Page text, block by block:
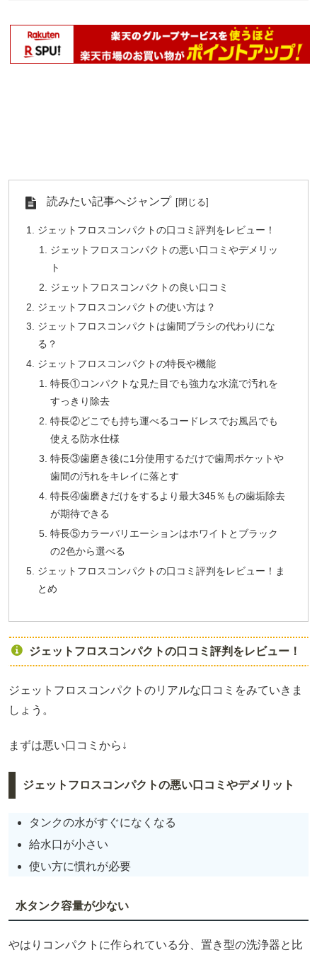
読みたい記事へジャンプ
ジェットフロスコンパクトの口コミ評判をレビュー！
ジェットフロスコンパクトの悪い口コミやデメリッ
ト
ジェットフロスコンパクトの良い口コミ
ジェットフロスコンパクトの使い方は？
ジェットフロスコンパクトは歯間ブラシの代わりにな
る？
ジェットフロスコンパクトの特長や機能
特長①コンパクトな見た目でも強力な水流で汚れを
すっきり除去
特長②どこでも持ち運べるコードレスでお風呂でも
使える防水仕様
特長③歯磨き後に1分使用するだけで歯周ポケットや
歯間の汚れをキレイに落とす
特長④歯磨きだけをするより最大345％もの歯垢除去
が期待できる
特長⑤カラーバリエーションはホワイトとブラック
の2色から選べる
ジェットフロスコンパクトの口コミ評判をレビュー！ま
とめ
ジェットフロスコンパクトの口コミ評判をレビュー！
ジェットフロスコンパクトのリアルな口コミをみていきま
しょう。
まずは悪い口コミから↓
ジェットフロスコンパクトの悪い口コミやデメリット
タンクの水がすぐになくなる
給水口が小さい
使い方に慣れが必要
水タンク容量が少ない
やはりコンパクトに作られている分、置き型の洗浄器と比